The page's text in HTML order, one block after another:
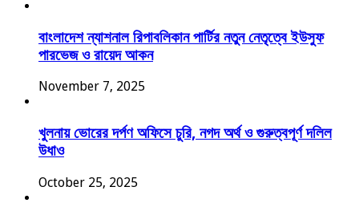
বাংলাদেশ ন্যাশনাল রিপাবলিকান পার্টির নতুন নেতৃত্বে ইউসুফ
পারভেজ ও রায়েদ আকন
November 7, 2025
খুলনায় ভোরের দর্পণ অফিসে চুরি, নগদ অর্থ ও গুরুত্বপূর্ণ দলিল
উধাও
October 25, 2025